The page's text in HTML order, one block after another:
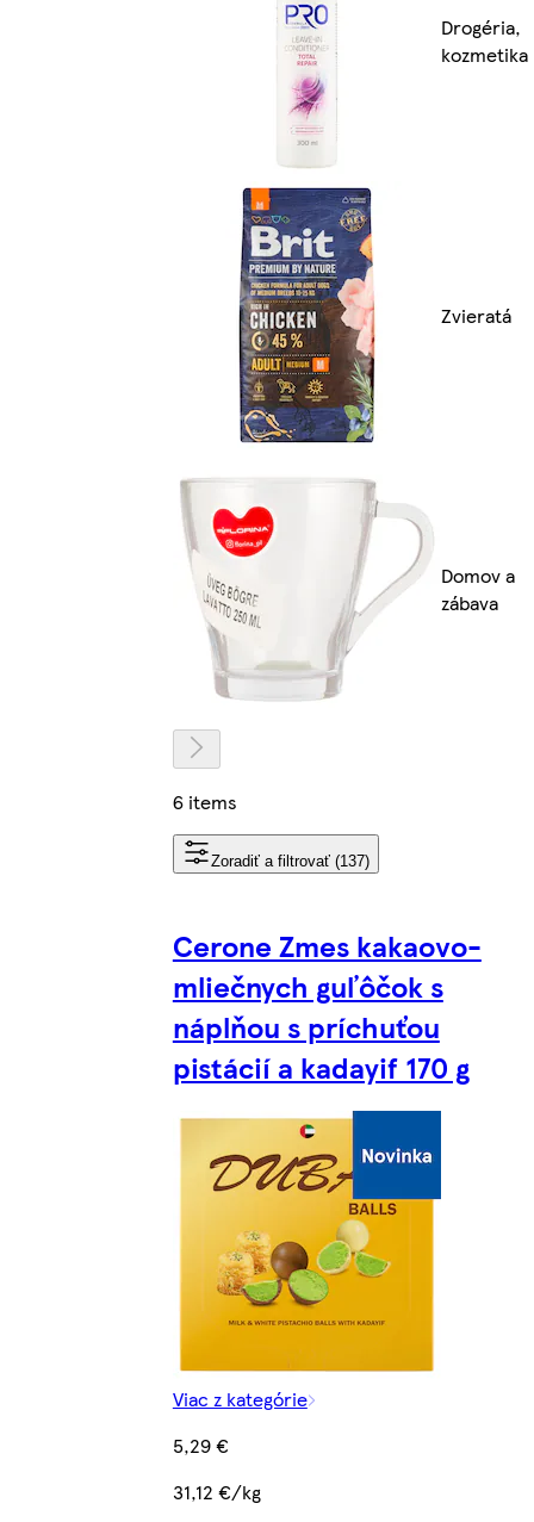
Drogéria,
kozmetika
Zvieratá
Domov a
zábava
6 items
Zoradiť a filtrovať (137)
Cerone Zmes kakaovo-
mliečnych guľôčok s
náplňou s príchuťou
pistácií a kadayif 170 g
Viac z kategórie
5,29 €
31,12 €/kg